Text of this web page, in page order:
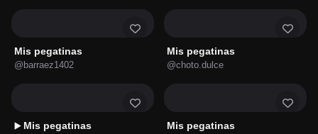
Mis pegatinas
@barraez1402
Mis pegatinas
@choto.dulce
▶️ Mis pegatinas Mis pegatinas